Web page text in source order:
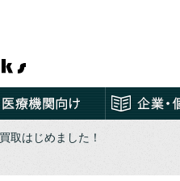
取はじめました！